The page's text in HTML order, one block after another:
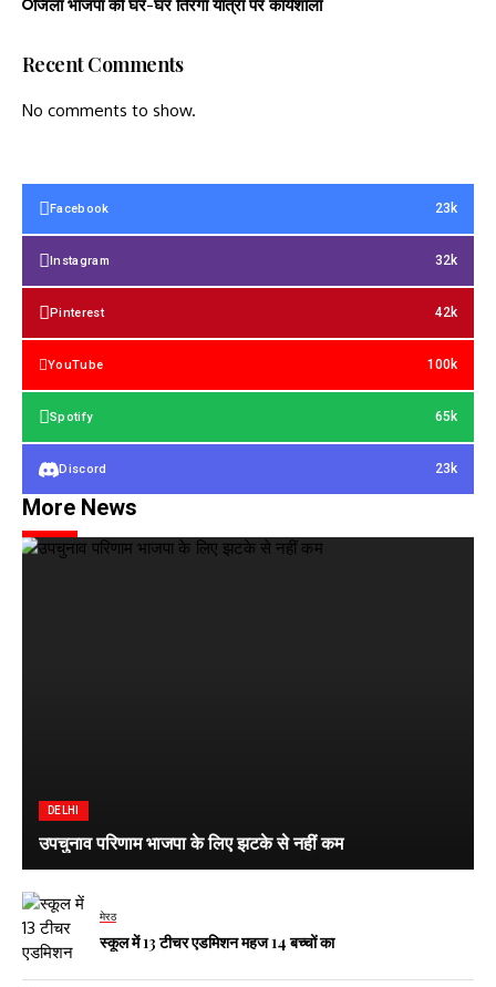
जिला भाजपा की घर-घर तिरंगा यात्रा पर कार्यशाला
Recent Comments
No comments to show.
Facebook 23k
Instagram 32k
Pinterest 42k
YouTube 100k
Spotify 65k
Discord 23k
More News
DELHI
उपचुनाव परिणाम भाजपा के लिए झटके से नहीं कम
मेरठ
स्कूल में 13 टीचर एडमिशन महज 14 बच्चों का